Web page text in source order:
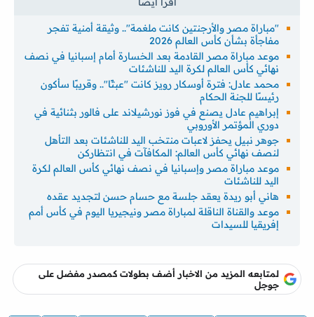
"مباراة مصر والأرجنتين كانت ملغمة".. وثيقة أمنية تفجر
مفاجأة بشأن كأس العالم 2026
موعد مباراة مصر القادمة بعد الخسارة أمام إسبانيا في نصف
نهائي كأس العالم لكرة اليد للناشئات
محمد عادل: فترة أوسكار رويز كانت "عبثًا".. وقريبًا سأكون
رئيسًا للجنة الحكام
إبراهيم عادل يصنع في فوز نورشيلاند على فالور بثنائية في
دوري المؤتمر الأوروبي
جوهر نبيل يحفز لاعبات منتخب اليد للناشئات بعد التأهل
لنصف نهائي كأس العالم: المكافآت في انتظاركن
موعد مباراة مصر وإسبانيا في نصف نهائي كأس العالم لكرة
اليد للناشئات
هاني أبو ريدة يعقد جلسة مع حسام حسن لتجديد عقده
موعد والقناة الناقلة لمباراة مصر ونيجيريا اليوم في كأس أمم
إفريقيا للسيدات
لمتابعه المزيد من الاخبار أضف بطولات كمصدر مفضل على
جوجل